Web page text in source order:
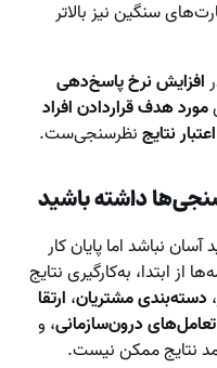
سنگین نیز بالاتر
افزایش نرخ پاسخ‌دهی
مورد هدف قراردادن افراد
نتایجنظرسنجی‌ست.
داشته باشید
نباشد اما پایان کار
ابتدا، به‌کارگیری نتایج
، دسته‌بندی مشتریان، ارتقا
درون‌سازمانی، و
نتایج ممکن نیست.